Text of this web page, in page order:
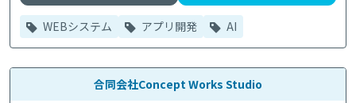
WEBシステム アプリ開発 AI
合同会社Concept Works Studio